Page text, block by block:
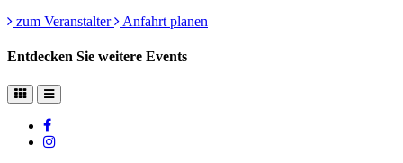
zum Veranstalter
Anfahrt planen
Entdecken Sie weitere Events